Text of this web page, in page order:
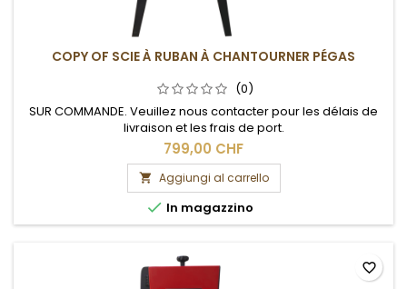
COPY OF SCIE À RUBAN À CHANTOURNER PÉGAS
(0)
SUR COMMANDE. Veuillez nous contacter pour les délais de
livraison et les frais de port.
799,00 CHF
 Aggiungi al carrello
 In magazzino
favorite_border